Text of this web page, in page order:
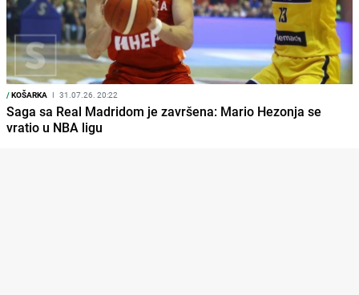
/KOŠARKA I 31.07.26. 20:22
Saga sa Real Madridom je završena: Mario Hezonja se
vratio u NBA ligu